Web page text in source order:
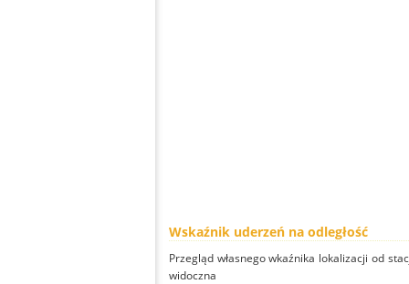
Wskaźnik uderzeń na odległość
Przegląd własnego wkaźnika lokalizacji od
widoczna